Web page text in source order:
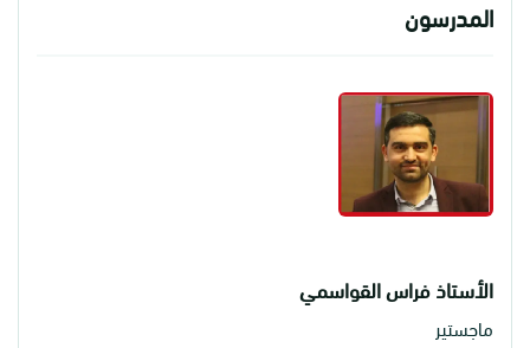
المدرسون
الأستاذ فراس القواسمي
ماجستير